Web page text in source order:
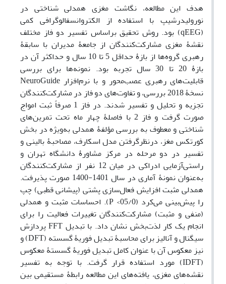
هدف این مطالعه، نگاشت مغزی همدلی شناختی در
نورولیدرشیپ با استفاده از الکتروانسفالوگرافی کمی
(qEEG) بود. روش تحقیق براساس تفسیر دو فاز مختلف
نقشۀ مغزی مشارکت‌کنندگان از جامعۀ مدیران با سابقۀ
رهبری گروه‌ها از بازۀ حداقل 5 تا 10 سال و حداکثر آن در
بازۀ 20 تا 30 سال تجربه بود. نمونه‌ها برای بررسی
قابلیت‌های رهبری عصب‌محور و با نرم‌افزار NeuroGuide
نسخۀ 2018 بررسی، و تفاوت‌های دو فاز در مشارکت‌کنندگان
تجزیه و تحلیل و تفسیر شدند. در فاز 1 صرفاً ثبت امواج
صورت گرفت و فاز 2 با فاصلۀ چهار ماه تحت تمرین‌های
شناختی و معطوف به بررسی مؤلفۀ همدلی به‌ویژه در بخش
کورتکس مغز، درنظرگرفتن مدل اسکارف، مصاحبۀ بالینی و
تفسیر در دو مرحله در مرکز مشاورۀ دانشگاه تهران و
راستی‌آزمایی ادراکی در میان 12 نفر از مشارکت‌کنندگان
به‌عنوان نمونۀ آماری در سال 1401-1400 صورت پذیرفت.
همدلی مثبت افزایش فعال‌سازی پشتی (پیشانی قطبی) چپ
را پیش‌بینی می‌کرد (05/0> P). احساسات مثبت و همدلی
(منفی و مثبت) مشارکت‌کنندگان تغییرات فعالیت را برای
انجام یک کار لذت‌بخش نشان داد. با تبدیل FFT پردازش
سیگنال و آنالیز برای محاسبۀ تبدیل فوریۀ گسسته (DFT) و
نیز معکوس آن با عنوان کامل تبدیل فوریۀ گسستۀ معکوس
(IDFT) مورد استفاده قرار گرفت. با توجه به تفسیر
نقشه‌های مغزی، یافته‌های این مطالعه رابطۀ مستقیمی بین